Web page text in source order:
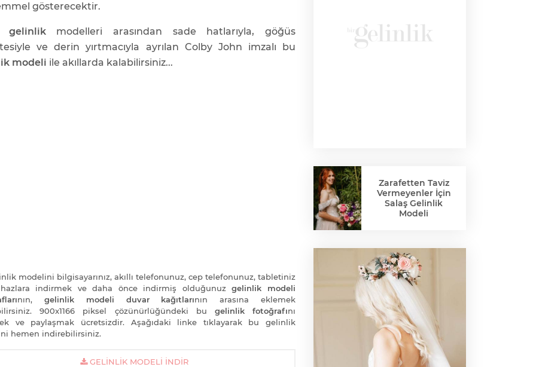
gösterecektir.
gelinlikmodelleri arasından sade hatlarıyla, göğüs
ve derin yırtmacıyla ayrılan Colby John imzalı bu
modeli ile akıllarda kalabilirsiniz...
modelini bilgisayarınız, akıllı telefonunuz, cep telefonunuz, tabletiniz
indirmek ve daha önce indirmiş olduğunuzgelinlik modeli
nın, gelinlik modeli duvar kağıtlarının arasına eklemek
900x1166 piksel çözünürlüğündeki bu gelinlik fotoğrafını
ve paylaşmak ücretsizdir. Aşağıdaki linke tıklayarak bu gelinlik
hemen indirebilirsiniz.
GELINLIK MODELI İNDIR
Zarafetten Taviz
Vermeyenler İçin
Salaş Gelinlik
Modeli